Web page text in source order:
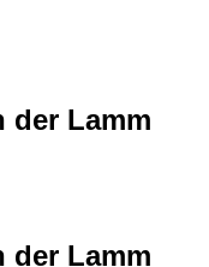
der Lamm
der Lamm